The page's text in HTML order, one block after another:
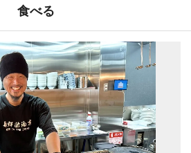
食べる